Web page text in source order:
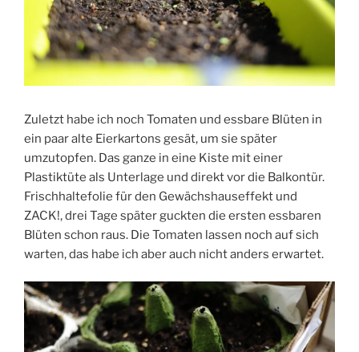
Zuletzt habe ich noch Tomaten und essbare Blüten in
ein paar alte Eierkartons gesät, um sie später
umzutopfen. Das ganze in eine Kiste mit einer
Plastiktüte als Unterlage und direkt vor die Balkontür.
Frischhaltefolie für den Gewächshauseffekt und
ZACK!, drei Tage später guckten die ersten essbaren
Blüten schon raus. Die Tomaten lassen noch auf sich
warten, das habe ich aber auch nicht anders erwartet.